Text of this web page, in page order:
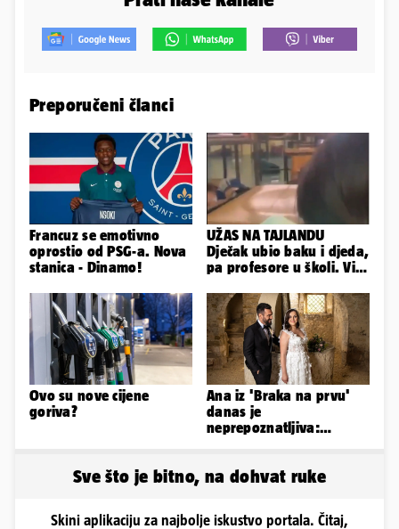
Preporučeni članci
Francuz se emotivno
oprostio od PSG-a. Nova
stanica - Dinamo!
UŽAS NA TAJLANDU
Dječak ubio baku i djeda,
pa profesore u školi. Više
Ovo su nove cijene
goriva?
Ana iz 'Braka na prvu'
danas je
neprepoznatljiva:
Sve što je bitno, na dohvat ruke
Skini aplikaciju za najbolje iskustvo portala. Čitaj,